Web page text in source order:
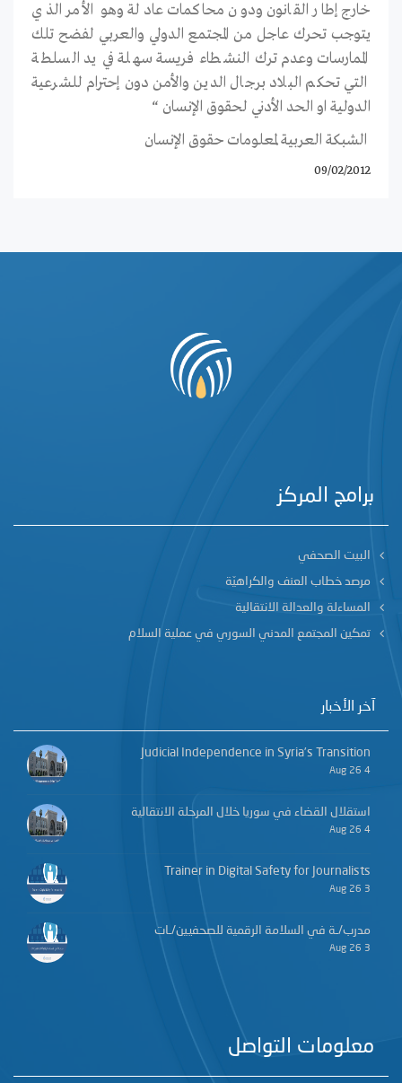
خارج إطار القانون ودون محاكمات عادلة وهو الأمر الذي
يتوجب تحرك عاجل من المجتمع الدولي والعربي لفضح تلك
الممارسات وعدم ترك النشطاء فريسة سهلة في يد السلطة
التي تحكم البلاد برجال الدين والأمن دون إحترام للشرعية
الدولية او الحد الأدني لحقوق الإنسان “
الشبكة العربية لمعلومات حقوق الإنسان
09/02/2012
برامج المركز
البيت الصحفي
مرصد خطاب العنف والكراهيّة
المساءلة والعدالة الانتقالية
تمكين المجتمع المدني السوري في عملية السلام
آخر الأخبار
Judicial Independence in Syria’s Transition
4 Aug 26
استقلال القضاء في سوريا خلال المرحلة الانتقالية
4 Aug 26
Trainer in Digital Safety for Journalists
3 Aug 26
مدرب/ـة في السلامة الرقمية للصحفيين/ـات
3 Aug 26
معلومات التواصل